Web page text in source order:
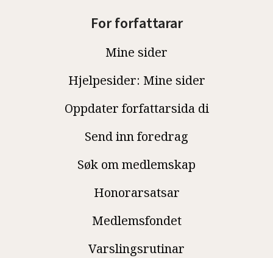
For forfattarar
Mine sider
Hjelpesider: Mine sider
Oppdater forfattarsida di
Send inn foredrag
Søk om medlemskap
Honorarsatsar
Medlemsfondet
Varslingsrutinar